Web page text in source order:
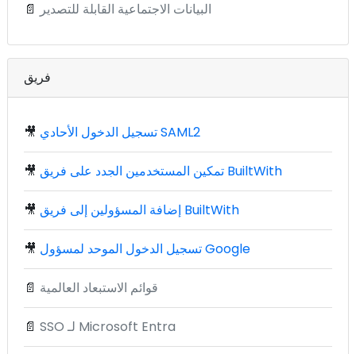
📄 البيانات الاجتماعية القابلة للتصدير
فريق
🎥 تسجيل الدخول الأحادي SAML2
🎥 تمكين المستخدمين الجدد على فريق BuiltWith
🎥 إضافة المسؤولين إلى فريق BuiltWith
🎥 تسجيل الدخول الموحد لمسؤول Google
📄 قوائم الاستبعاد العالمية
📄 SSO لـ Microsoft Entra